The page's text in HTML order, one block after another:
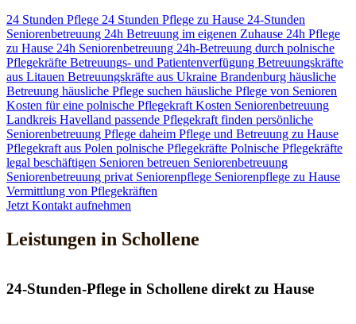
24 Stunden Pflege 24 Stunden Pflege zu Hause 24-Stunden
Seniorenbetreuung 24h Betreuung im eigenen Zuhause 24h Pflege
zu Hause 24h Seniorenbetreuung 24h-Betreuung durch polnische
Pflegekräfte Betreuungs- und Patientenverfügung Betreuungskräfte
aus Litauen Betreuungskräfte aus Ukraine Brandenburg häusliche
Betreuung häusliche Pflege suchen häusliche Pflege von Senioren
Kosten für eine polnische Pflegekraft Kosten Seniorenbetreuung
Landkreis Havelland passende Pflegekraft finden persönliche
Seniorenbetreuung Pflege daheim Pflege und Betreuung zu Hause
Pflegekraft aus Polen polnische Pflegekräfte Polnische Pflegekräfte
legal beschäftigen Senioren betreuen Seniorenbetreuung
Seniorenbetreuung privat Seniorenpflege Seniorenpflege zu Hause
Vermittlung von Pflegekräften
Jetzt Kontakt aufnehmen
Leistungen in Schollene
24-Stunden-Pflege in Schollene direkt zu Hause